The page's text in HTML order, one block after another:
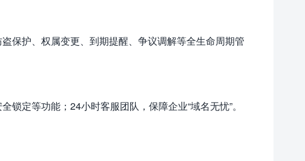
保护、权属变更、到期提醒、争议调解等全生命周期管
定等功能；24小时客服团队，保障企业“域名无忧”。